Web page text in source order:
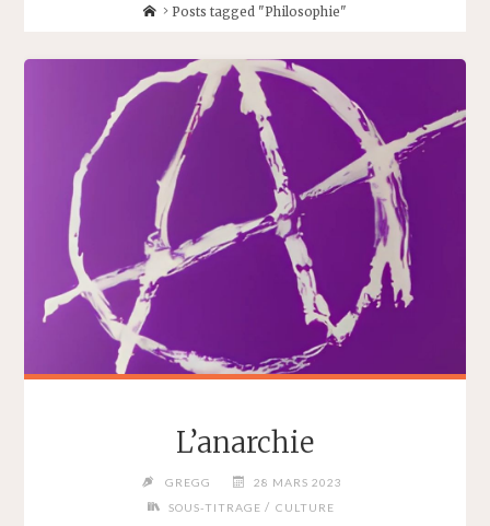
HomePosts tagged "Philosophie"
L’anarchie
GREGG
28 MARS 2023
SOUS-TITRAGE / CULTURE